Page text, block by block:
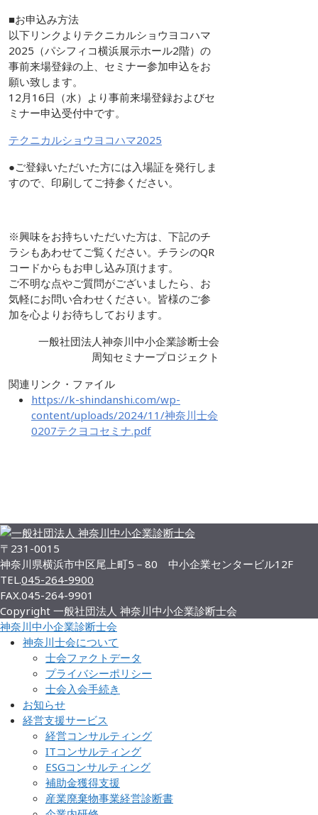
■お申込み方法
以下リンクよりテクニカルショウヨコハマ
2025（パシフィコ横浜展示ホール2階）の
事前来場登録の上、セミナー参加申込をお
願い致します。
12月16日（水）より事前来場登録およびセ
ミナー申込受付中です。
テクニカルショウヨコハマ2025
●ご登録いただいた方には入場証を発行しま
すので、印刷してご持参ください。
※興味をお持ちいただいた方は、下記のチ
ラシもあわせてご覧ください。チラシのQR
コードからもお申し込み頂けます。
ご不明な点やご質問がございましたら、お
気軽にお問い合わせください。皆様のご参
加を心よりお待ちしております。
一般社団法人神奈川中小企業診断士会
周知セミナープロジェクト
関連リンク・ファイル
https://k-shindanshi.com/wp-
content/uploads/2024/11/神奈川士会
0207テクヨコセミナ.pdf
〒231-0015
神奈川県横浜市中区尾上町5－80 中小企業センタービル12F
TEL.045-264-9900
FAX.045-264-9901
Copyright 一般社団法人 神奈川中小企業診断士会
神奈川中小企業診断士会
神奈川士会について
士会ファクトデータ
プライバシーポリシー
士会入会手続き
お知らせ
経営支援サービス
経営コンサルティング
ITコンサルティング
ESGコンサルティング
補助金獲得支援
産業廃棄物事業経営診断書